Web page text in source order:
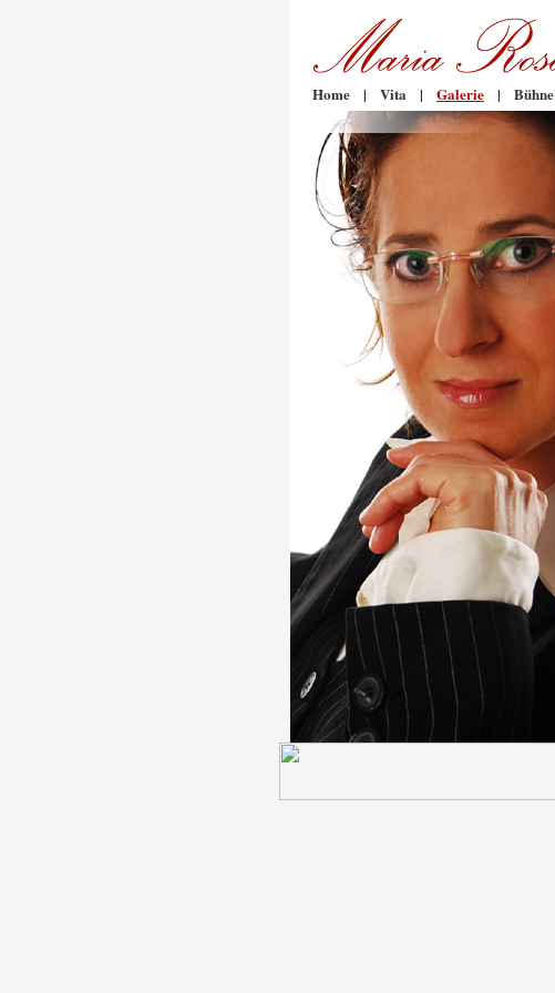
Home | Vita | Galerie | Bühne